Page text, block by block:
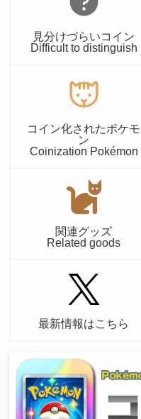
見分けづらいコイン
Difficult to distinguish
コイン化されたポケモ
ン
Coinization Pokémon
関連グッズ
Related goods
最新情報はこちら